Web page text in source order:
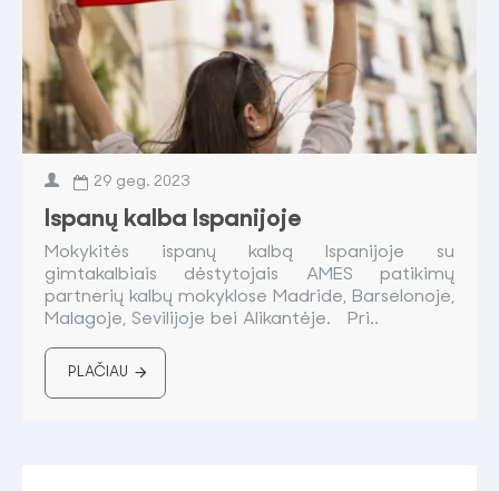
29 geg. 2023
Ispanų kalba Ispanijoje
Mokykitės ispanų kalbą Ispanijoje su
gimtakalbiais dėstytojais AMES patikimų
partnerių kalbų mokyklose Madride, Barselonoje,
Malagoje, Sevilijoje bei Alikantėje. Pri..
PLAČIAU